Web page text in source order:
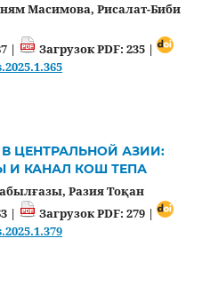
Масимова, Рисалат-Биби
|
Загрузок PDF: 235 |
ЦЕНТРАЛЬНОЙ АЗИИ:
И КАНАЛ КОШ ТЕПА
Разия Тоқан
|
Загрузок PDF: 279 |